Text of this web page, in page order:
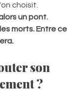
choisit.
un pont.
morts. Entre ce
son
?